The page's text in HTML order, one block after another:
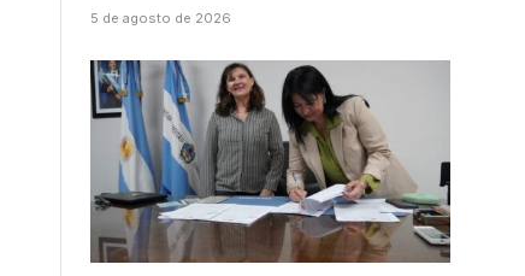
5 de agosto de 2026